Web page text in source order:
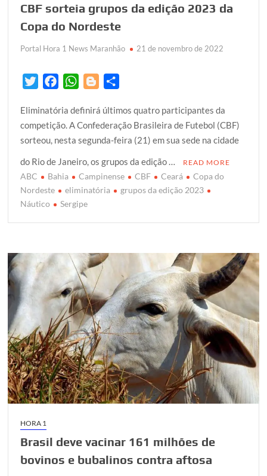
CBF sorteia grupos da edição 2023 da
Copa do Nordeste
Portal Hora 1 News Maranhão 21 de novembro de 2022
i
t
t
e
r
c
e
b
o
o
k
W
a
t
s
A
p
p
o
g
g
e
r
a
r
e
Eliminatória definirá últimos quatro participantes da
competição. A Confederação Brasileira de Futebol (CBF)
sorteou, nesta segunda-feira (21) em sua sede na cidade
do Rio de Janeiro, os grupos da edição …
READ MORE
ABC Bahia Campinense CBF Ceará
Copa do
Nordeste
eliminatória
grupos da edição 2023
Náutico
Sergipe
HORA 1
Brasil deve vacinar 161 milhões de
bovinos e bubalinos contra aftosa